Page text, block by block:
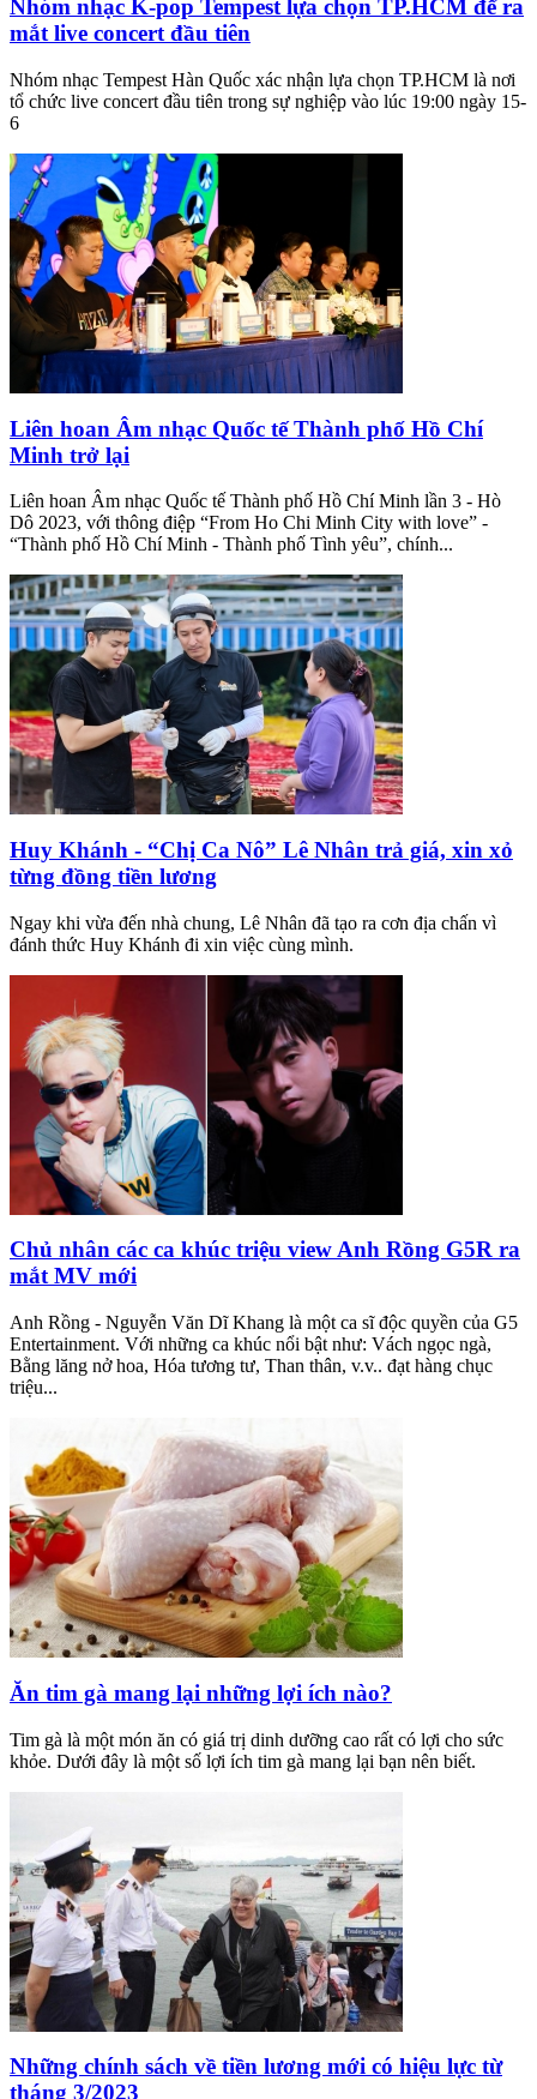
Nhóm nhạc K-pop Tempest lựa chọn TP.HCM để ra
mắt live concert đầu tiên
Nhóm nhạc Tempest Hàn Quốc xác nhận lựa chọn TP.HCM là nơi
tổ chức live concert đầu tiên trong sự nghiệp vào lúc 19:00 ngày 15-
6
Liên hoan Âm nhạc Quốc tế Thành phố Hồ Chí
Minh trở lại
Liên hoan Âm nhạc Quốc tế Thành phố Hồ Chí Minh lần 3 - Hò
Dô 2023, với thông điệp “From Ho Chi Minh City with love” -
“Thành phố Hồ Chí Minh - Thành phố Tình yêu”, chính...
Huy Khánh - “Chị Ca Nô” Lê Nhân trả giá, xin xỏ
từng đồng tiền lương
Ngay khi vừa đến nhà chung, Lê Nhân đã tạo ra cơn địa chấn vì
đánh thức Huy Khánh đi xin việc cùng mình.
Chủ nhân các ca khúc triệu view Anh Rồng G5R ra
mắt MV mới
Anh Rồng - Nguyễn Văn Dĩ Khang là một ca sĩ độc quyền của G5
Entertainment. Với những ca khúc nổi bật như: Vách ngọc ngà,
Bằng lăng nở hoa, Hóa tương tư, Than thân, v.v.. đạt hàng chục
triệu...
Ăn tim gà mang lại những lợi ích nào?
Tim gà là một món ăn có giá trị dinh dưỡng cao rất có lợi cho sức
khỏe. Dưới đây là một số lợi ích tim gà mang lại bạn nên biết.
Những chính sách về tiền lương mới có hiệu lực từ
tháng 3/2023